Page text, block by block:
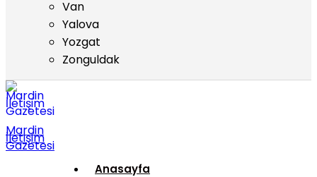
Van
Yalova
Yozgat
Zonguldak
Mardin
İletişim
Gazetesi
Anasayfa